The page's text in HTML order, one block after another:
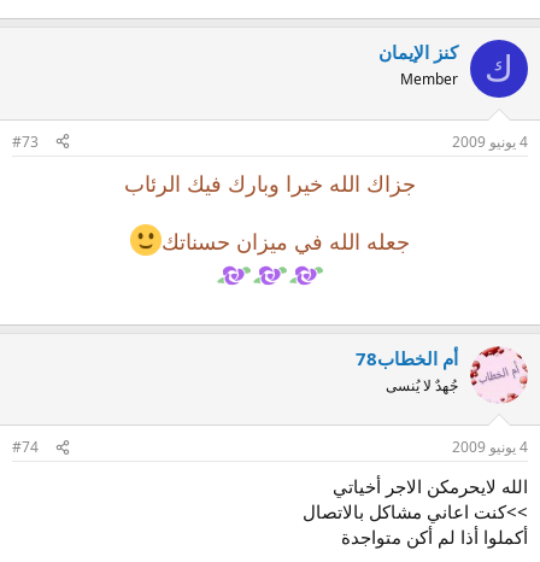
ك كنز الإيمان
Member
4 يونيو 2009 #73
جزاك الله خيرا وبارك فيك الرئاب
جعله الله في ميزان حسناتك
أم الخطاب78
جُهدٌ لا يُنسى
4 يونيو 2009 #74
الله لايحرمكن الاجر أخياتي
>>كنت اعاني مشاكل بالاتصال
أكملوا أذا لم أكن متواجدة